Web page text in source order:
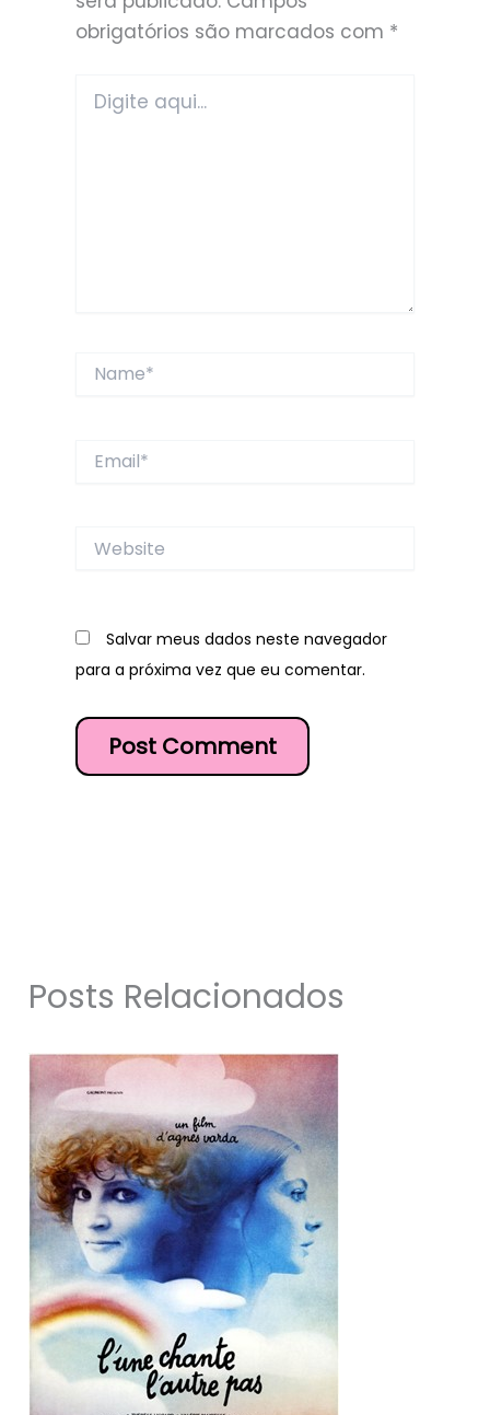
obrigatórios são marcados com *
aqui...
Website
Salvar meus dados neste navegador
para a próxima vez que eu comentar.
Posts Relacionados